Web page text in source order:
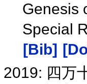
Genesis
Special
[Bib]
2019: 四万